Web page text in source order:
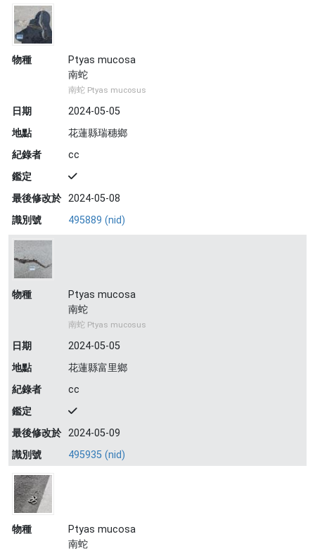
物種
Ptyas mucosa
南蛇
南蛇 Ptyas mucosus
日期
2024-05-05
地點
花蓮縣瑞穗鄉
紀錄者
cc
鑑定
最後修改於 2024-05-08
識別號
495889 (nid)
物種
Ptyas mucosa
南蛇
南蛇 Ptyas mucosus
日期
2024-05-05
地點
花蓮縣富里鄉
紀錄者
cc
鑑定
最後修改於 2024-05-09
識別號
495935 (nid)
物種
Ptyas mucosa
南蛇